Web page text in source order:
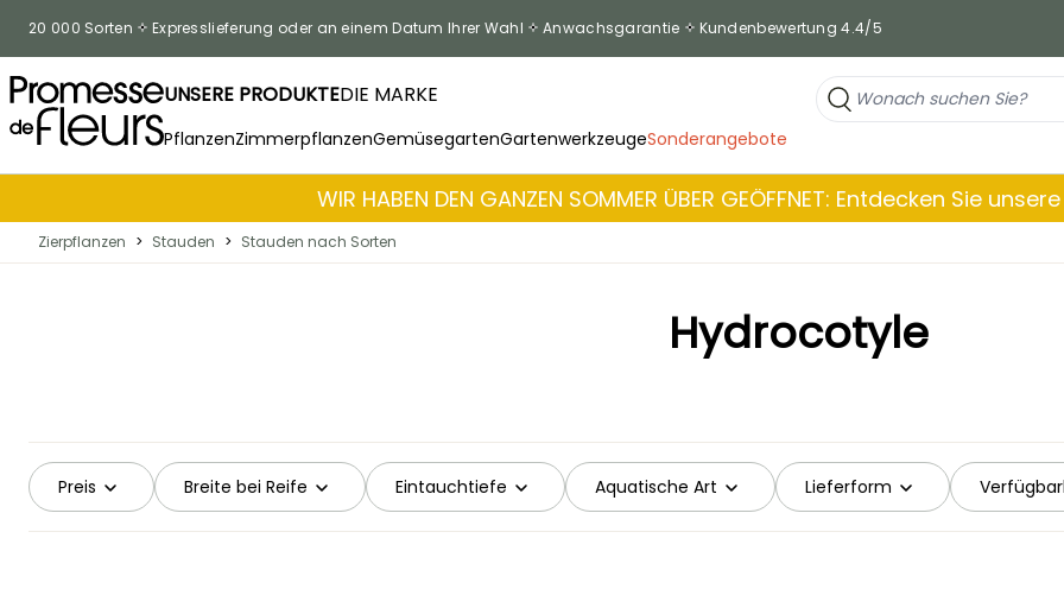
20 000 Sorten Expresslieferung oder an einem Datum Ihrer Wahl Anwachsgarantie Kundenbewertung 4.4/5
UNSERE PRODUKTEDIE MARKE
PflanzenZimmerpflanzenGemüsegartenGartenwerkzeugeSonderangebote
WIR HABEN DEN GANZEN SOMMER ÜBER GEÖFFNET: Entdecken Sie
Zierpflanzen > Stauden > Stauden nach Sorten
Hydrocotyle
Preis Breite bei Reife Eintauchtiefe Aquatische Art Lieferform